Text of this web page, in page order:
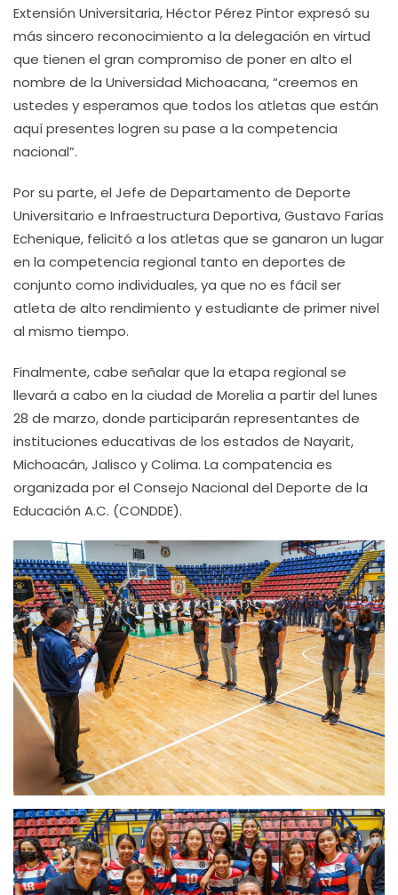
Extensión Universitaria, Héctor Pérez Pintor expresó su
más sincero reconocimiento a la delegación en virtud
que tienen el gran compromiso de poner en alto el
nombre de la Universidad Michoacana, “creemos en
ustedes y esperamos que todos los atletas que están
aquí presentes logren su pase a la competencia
nacional”.
Por su parte, el Jefe de Departamento de Deporte
Universitario e Infraestructura Deportiva, Gustavo Farías
Echenique, felicitó a los atletas que se ganaron un lugar
en la competencia regional tanto en deportes de
conjunto como individuales, ya que no es fácil ser
atleta de alto rendimiento y estudiante de primer nivel
al mismo tiempo.
Finalmente, cabe señalar que la etapa regional se
llevará a cabo en la ciudad de Morelia a partir del lunes
28 de marzo, donde participarán representantes de
instituciones educativas de los estados de Nayarit,
Michoacán, Jalisco y Colima. La compatencia es
organizada por el Consejo Nacional del Deporte de la
Educación A.C. (CONDDE).